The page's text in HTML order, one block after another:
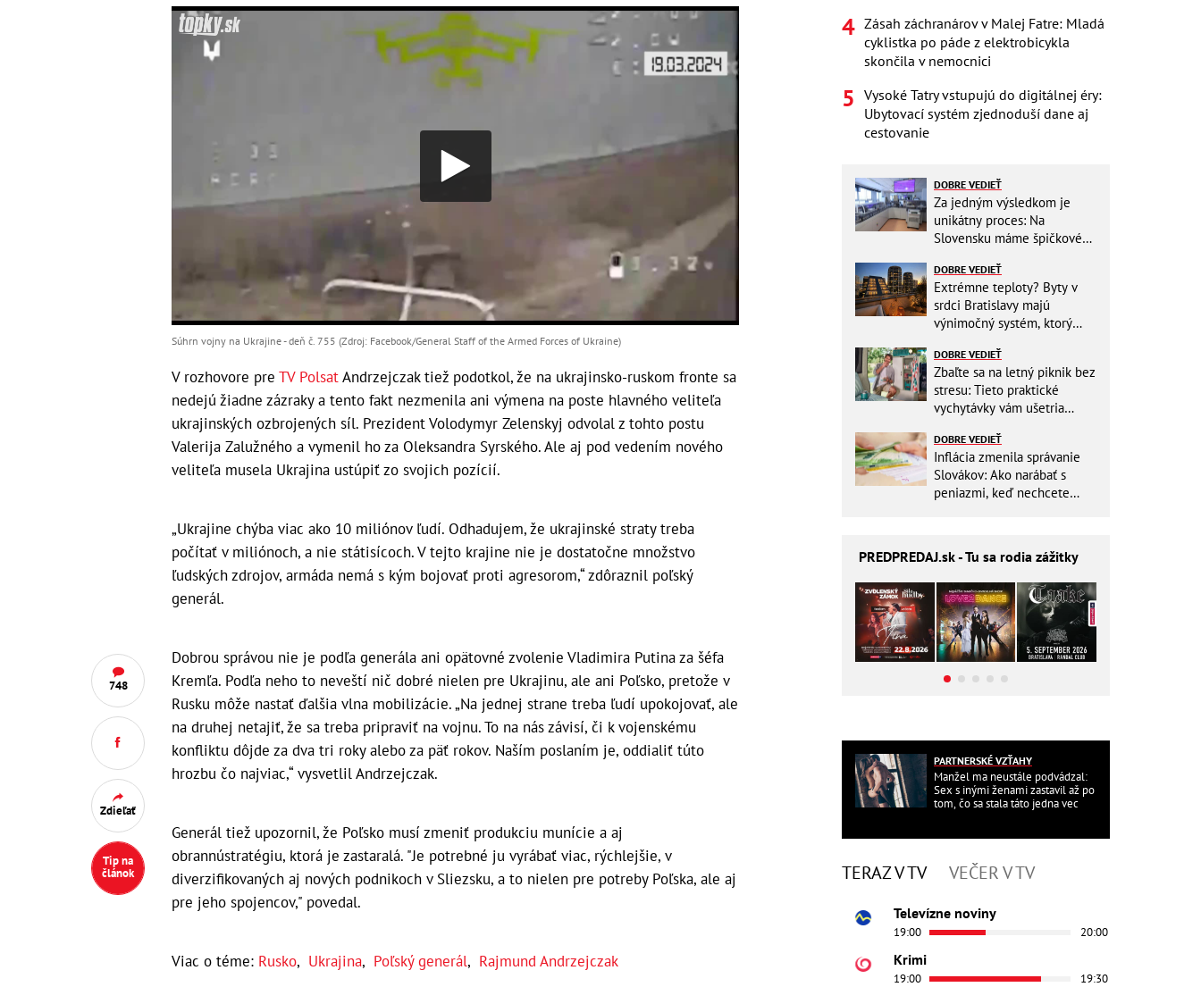
748
Zdieľať
Tip na
článok
Súhrn vojny na Ukrajine - deň č. 755 (Zdroj: Facebook/General Staff of the Armed Forces of Ukraine)
V rozhovore pre TV PolsatAndrzejczak tiež podotkol, že na ukrajinsko-ruskom fronte sa
nedejú žiadne zázraky a tento fakt nezmenila ani výmena na poste hlavného veliteľa
ukrajinských ozbrojených síl. Prezident Volodymyr Zelenskyj odvolal z tohto postu
Valerija Zalužného a vymenil ho za Oleksandra Syrského. Ale aj pod vedením nového
veliteľa musela Ukrajina ustúpiť zo svojich pozícií.
„Ukrajine chýba viac ako 10 miliónov ľudí. Odhadujem, že ukrajinské straty treba
počítať v miliónoch, a nie státisícoch. V tejto krajine nie je dostatočne množstvo
ľudských zdrojov, armáda nemá s kým bojovať proti agresorom,“ zdôraznil poľský
generál.
Dobrou správou nie je podľa generála ani opätovné zvolenie Vladimira Putina za šéfa
Kremľa. Podľa neho to neveští nič dobré nielen pre Ukrajinu, ale ani Poľsko, pretože v
Rusku môže nastať ďalšia vlna mobilizácie. „Na jednej strane treba ľudí upokojovať, ale
na druhej netajiť, že sa treba pripraviť na vojnu. To na nás závisí, či k vojenskému
konfliktu dôjde za dva tri roky alebo za päť rokov. Naším poslaním je, oddialiť túto
hrozbu čo najviac,“ vysvetlil Andrzejczak.
Generál tiež upozornil, že Poľsko musí zmeniť produkciu munície a aj
obrannústratégiu, ktorá je zastaralá. "Je potrebné ju vyrábať viac, rýchlejšie, v
diverzifikovaných aj nových podnikoch v Sliezsku, a to nielen pre potreby Poľska, ale aj
pre jeho spojencov," povedal.
Viac o téme: Rusko, Ukrajina, Poľský generál, Rajmund Andrzejczak
Zásah záchranárov v Malej Fatre: Mladá
cyklistka po páde z elektrobicykla
skončila v nemocnici
Vysoké Tatry vstupujú do digitálnej éry:
Ubytovací systém zjednoduší dane aj
cestovanie
DOBRE VEDIEŤ
Za jedným výsledkom je
unikátny proces: Na
Slovensku máme špičkové
DOBRE VEDIEŤ
Extrémne teploty? Byty v
srdci Bratislavy majú
výnimočný systém, ktorý
DOBRE VEDIEŤ
Zbaľte sa na letný piknik bez
stresu: Tieto praktické
vychytávky vám ušetria
DOBRE VEDIEŤ
Inflácia zmenila správanie
Slovákov: Ako narábať s
peniazmi, keď nechcete
PREDPREDAJ.sk - Tu sa rodia zážitky
PARTNERSKÉ VZŤAHY
Manžel ma neustále podvádzal:
Sex s inými ženami zastavil až po
tom, čo sa stala táto jedna vec
TERAZ V TV VEČER V TV
Televízne noviny
19:00 20:00
Krimi
19:00 19:30